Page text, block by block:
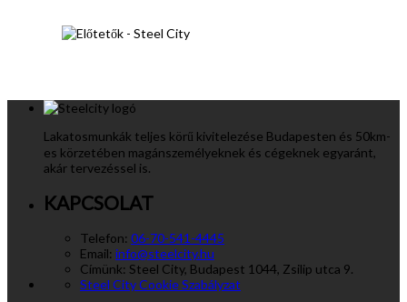
Lakatosmunkák teljes körű kivitelezése Budapesten és 50km-
es körzetében magánszemélyeknek és cégeknek egyaránt,
akár tervezéssel is.
KAPCSOLAT
Telefon: 06-70-541-4445
Email: info@steelcity.hu
Címünk: Steel City, Budapest 1044, Zsilip utca 9.
Steel City Cookie Szabályzat